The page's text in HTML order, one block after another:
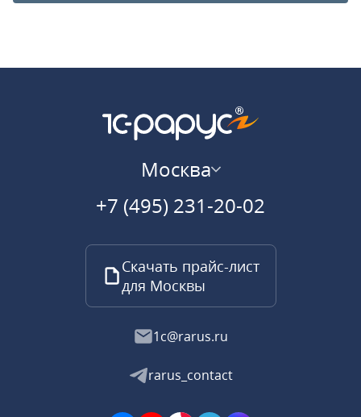
Москва
+7 (495) 231-20-02
Скачать прайс-лист
для Москвы
1c@rarus.ru
rarus_contact